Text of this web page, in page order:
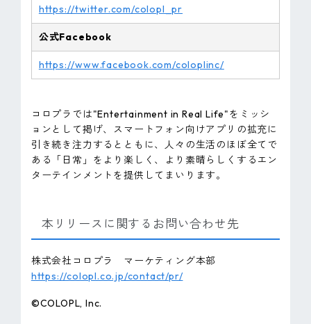
https://twitter.com/colopl_pr
公式Facebook
https://www.facebook.com/coloplinc/
コロプラでは"Entertainment in Real Life"をミッシ
ョンとして掲げ、スマートフォン向けアプリの拡充に
引き続き注力するとともに、人々の生活のほぼ全てで
ある「日常」をより楽しく、より素晴らしくするエン
ターテインメントを提供してまいります。
本リリースに関するお問い合わせ先
株式会社コロプラ マーケティング本部
https://colopl.co.jp/contact/pr/
©COLOPL, lnc.